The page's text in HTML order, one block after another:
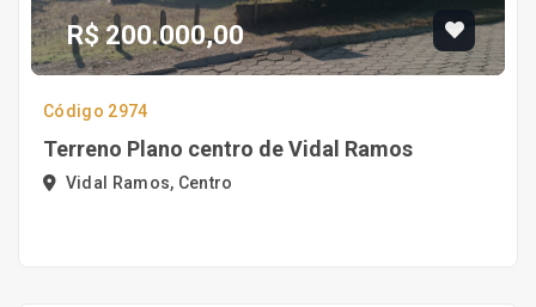
R$ 200.000,00
Código 2974
Terreno Plano centro de Vidal Ramos
Vidal Ramos, Centro